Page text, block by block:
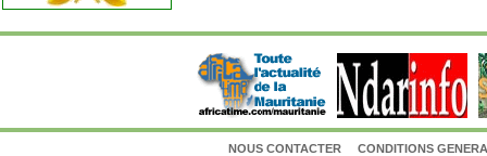
NOUS CONTACTER CONDITIONS